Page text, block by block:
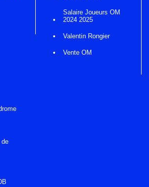
Salaire Joueurs OM
2024 2025
Valentin Rongier
Vente OM
de